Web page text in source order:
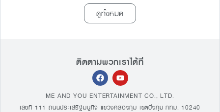
ดูทั้งหมด
ติดตามพวกเราได้ที่
ME AND YOU ENTERTAINMENT CO., LTD.
เลขที่ 111 ถนนประเสริฐมนูกิจ แขวงคลองกุ่ม เขตบึงกุ่ม กทม. 10240